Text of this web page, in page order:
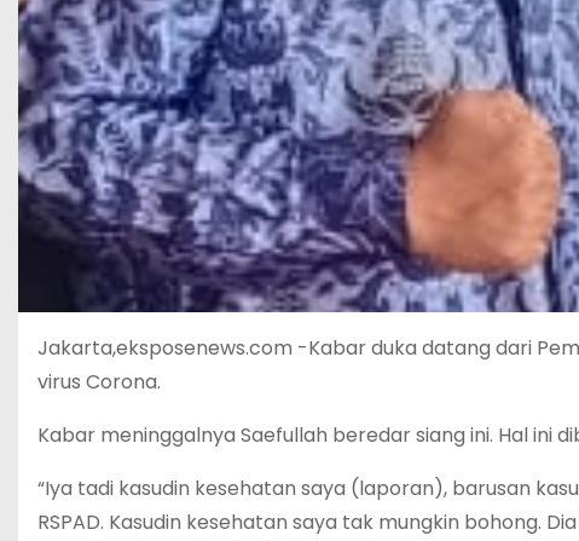
Jakarta,eksposenews.com -Kabar duka datang dari
virus Corona.
Kabar meninggalnya Saefullah beredar siang ini. Hal ini
“Iya tadi kasudin kesehatan saya (laporan), barusan
RSPAD. Kasudin kesehatan saya tak mungkin bohong.